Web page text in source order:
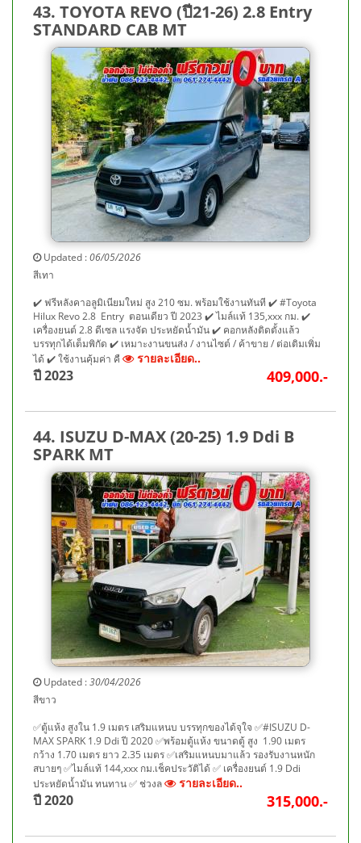
43. TOYOTA REVO (ปี21-26) 2.8 Entry
STANDARD CAB MT
Updated :06/05/2026
สีเทา
✔️ ฟรีหลังคาอลูมิเนียมใหม่ สูง 210 ซม. พร้อมใช้งานทันที ✔️ #Toyota
Hilux Revo 2.8 Entry ตอนเดียว ปี 2023 ✔️ ไมล์แท้ 135,xxx กม. ✔️
เครื่องยนต์ 2.8 ดีเซล แรงจัด ประหยัดน้ำมัน ✔️ คอกหลังติดตั้งแล้ว
บรรทุกได้เต็มพิกัด ✔️ เหมาะงานขนส่ง / งานไซต์ / ค้าขาย / ต่อเติมเพิ่ม
ได้ ✔️ ใช้งานคุ้มค่า คื
รายละเอียด..
ปี 2023 409,000.-
44. ISUZU D-MAX (20-25) 1.9 Ddi B
SPARK MT
Updated :30/04/2026
สีขาว
✅ตู้แห้ง สูงใน 1.9 เมตร เสริมแหนบ บรรทุกของได้จุใจ ✅#ISUZU D-
MAX SPARK 1.9 Ddi ปี 2020 ✅พร้อมตู้แห้ง ขนาดตู้ สูง 1.90 เมตร
กว้าง 1.70 เมตร ยาว 2.35 เมตร ✅เสริมแหนบมาแล้ว รองรับงานหนัก
สบายๆ ✅ไมล์แท้ 144,xxx กม.เช็คประวัติได้ ✅ เครื่องยนต์ 1.9 Ddi
ประหยัดน้ำมัน ทนทาน ✅ ช่วงล
รายละเอียด..
ปี 2020 315,000.-